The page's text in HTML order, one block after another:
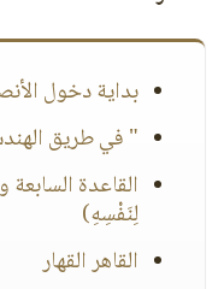
بداية دخول
" في طريق
القاعدة
لِنَفْسِهِ)
القاهر القهار